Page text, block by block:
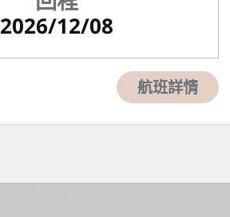
2026/12/08
航班詳情